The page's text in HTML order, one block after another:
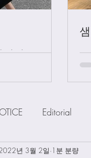
니다.
Editorial
DIOR FENDI
년 3월 2일 1분 분량